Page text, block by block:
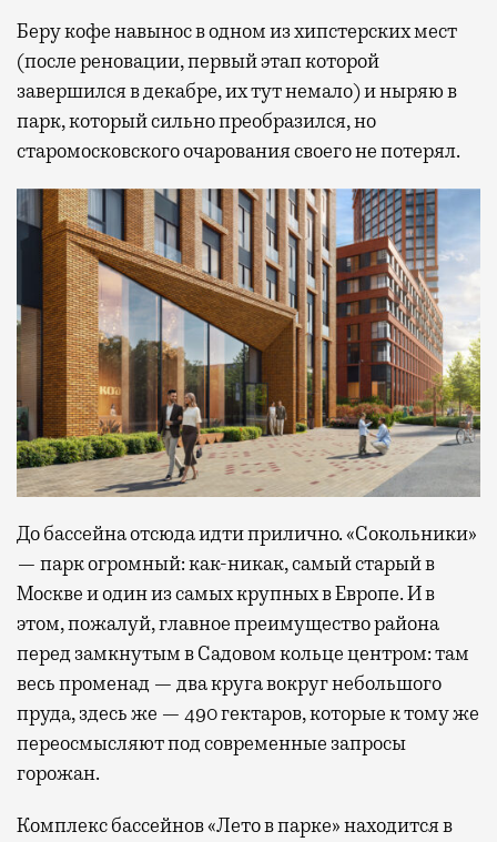
Беру кофе навынос в одном из хипстерских мест
(после реновации, первый этап которой
завершился в декабре, их тут немало) и ныряю в
парк, который сильно преобразился, но
старомосковского очарования своего не потерял.
До бассейна отсюда идти прилично. «Сокольники»
— парк огромный: как-никак, самый старый в
Москве и один из самых крупных в Европе. И в
этом, пожалуй, главное преимущество района
перед замкнутым в Садовом кольце центром: там
весь променад — два круга вокруг небольшого
пруда, здесь же — 490 гектаров, которые к тому же
переосмысляют под современные запросы
горожан.
Комплекс бассейнов «Лето в парке» находится в